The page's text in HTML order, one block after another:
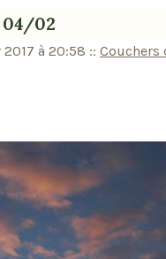
04/02
à 20:58 :: Couchers